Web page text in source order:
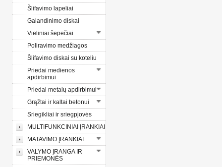
Šlifavimo lapeliai
Galandinimo diskai
Vieliniai šepečiai
Poliravimo medžiagos
Šlifavimo diskai su koteliu
Priedai medienos
apdirbimui
Priedai metalų apdirbimui
Grąžtai ir kaltai betonui
Sriegikliai ir sriegpjovės
MULTIFUNKCINIAI ĮRANKIAI
MATAVIMO ĮRANKIAI
VALYMO ĮRANGA IR
PRIEMONĖS